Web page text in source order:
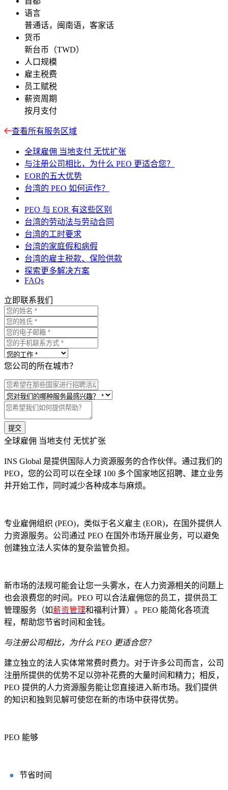
语言
普通话，闽南语，客家话
货币
新台币（TWD）
人口规模
雇主税费
员工赋税
薪资周期
按月支付
查看所有服务区域
全球雇佣 当地支付 无忧扩张
与注册公司相比，为什么 PEO 更适合您？
EOR的五大优势
台湾的 PEO 如何运作？
PEO 与 EOR 有这些区别
台湾的劳动法与劳动合同
台湾的工时要求
台湾的家庭假和病假
台湾的雇主税款、保险供款
探索更多解决方案
FAQs
立即联系我们
您公司的所在城市？
提交
全球雇佣 当地支付 无忧扩张
INS Global 是提供国际人力资源服务的合作伙伴。通过我们的
PEO，您的公司可以在全球 100 多个国家地区招聘、建立业务
并开始工作，同时减少各种成本与麻烦。
专业雇佣组织 (PEO)，类似于名义雇主 (EOR)，在国外提供人
力资源服务。公司通过 PEO 在国外市场开展业务，可以避免
创建独立法人实体的复杂监管负担。
新市场的法规可能会让您一头雾水，在人力资源相关的问题上
也会浪费您的时间。PEO 可以合法雇佣您的员工，提供员工
管理服务（如薪资管理和福利计算）。PEO 能简化各项流
程，帮助您节省时间和金钱。
与注册公司相比，为什么 PEO 更适合您？
建立独立的法人实体常常费时费力。对于许多公司而言，公司
注册所提供的优势不足以弥补花费的大量时间和精力；相反，
PEO 提供的人力资源服务能让您直接进入新市场。我们提供
的知识和独到见解可使您在新的市场中获得优势。
PEO 能够
● 节省时间